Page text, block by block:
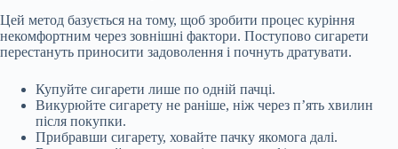
Цей метод базується на тому, щоб зробити процес куріння
некомфортним через зовнішні фактори. Поступово сигарети
перестануть приносити задоволення і почнуть дратувати.
Купуйте сигарети лише по одній пачці.
Викурюйте сигарету не раніше, ніж через п’ять хвилин
після покупки.
Прибравши сигарету, ховайте пачку якомога далі.